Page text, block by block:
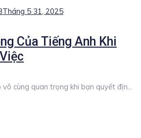
Tháng 5 31, 2025
Của Tiếng Anh Khi
cùng quan trọng khi bạn quyết địn...